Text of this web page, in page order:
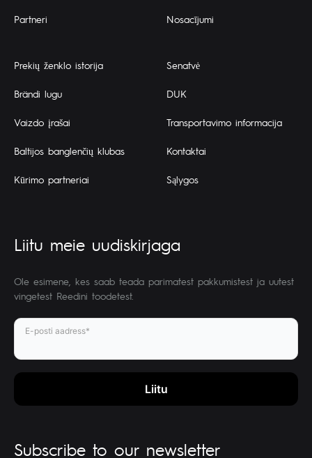
Partneri
Prekių ženklo istorija
Brändi lugu
Vaizdo įrašai
Baltijos banglenčių klubas
Kūrimo partneriai
Nosacījumi
Senatvė
DUK
Transportavimo informacija
Kontaktai
Sąlygos
Liitu meie uudiskirjaga
Ole esimene, kes saab teada parimatest pakkumistest ja uutest
vingetest Reedini toodetest.
E-posti aadress*
Subscribe to our newsletter